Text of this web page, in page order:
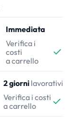
Immediata
Verifica i
costi
a carrello
2 giorni lavorativi
Verifica i costi
a carrello